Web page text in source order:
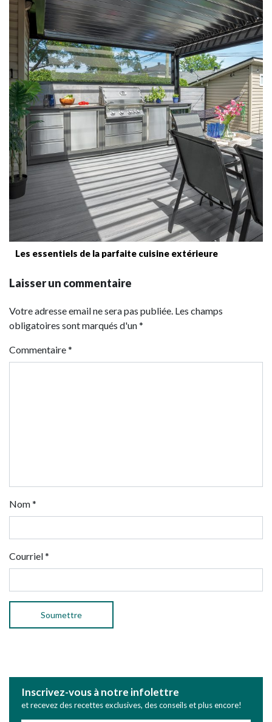
Les essentiels de la parfaite cuisine extérieure
Laisser un commentaire
Votre adresse email ne sera pas publiée. Les champs
obligatoires sont marqués d'un *
Commentaire*
Nom*
Courriel*
Inscrivez-vous à notre infolettre
et recevez des recettes exclusives, des conseils et plus encore!